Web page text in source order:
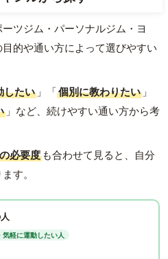
ツジム・パーソナルジム・ヨ
的や通い方によって選びやすい
したい 」「個別に教わりたい 」
」など、続けやすい通い方から考
必要度 も合わせて見ると、自分
す。
気軽に運動したい人